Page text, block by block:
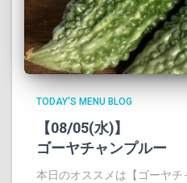
TODAY'S MENU BLOG
【08/05(水)】
ゴーヤチャンプルー
本日のオススメは【ゴーヤ